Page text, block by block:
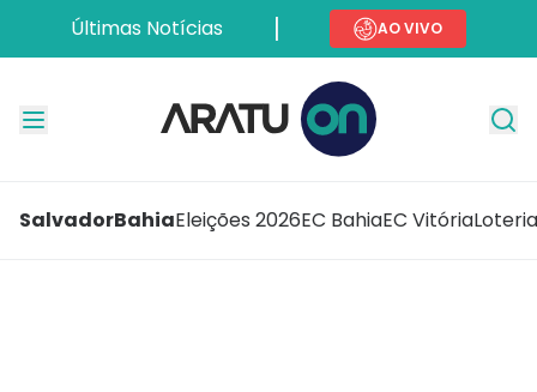
Últimas Notícias AO VIVO
SalvadorBahiaEleições 2026EC BahiaEC Vitória